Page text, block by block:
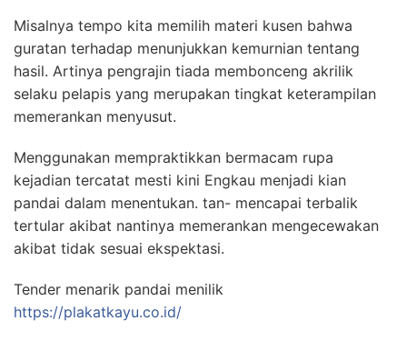
Misalnya tempo kita memilih materi kusen bahwa
guratan terhadap menunjukkan kemurnian tentang
hasil. Artinya pengrajin tiada membonceng akrilik
selaku pelapis yang merupakan tingkat keterampilan
memerankan menyusut.
Menggunakan mempraktikkan bermacam rupa
kejadian tercatat mesti kini Engkau menjadi kian
pandai dalam menentukan. tan- mencapai terbalik
tertular akibat nantinya memerankan mengecewakan
akibat tidak sesuai ekspektasi.
Tender menarik pandai menilik
https://plakatkayu.co.id/